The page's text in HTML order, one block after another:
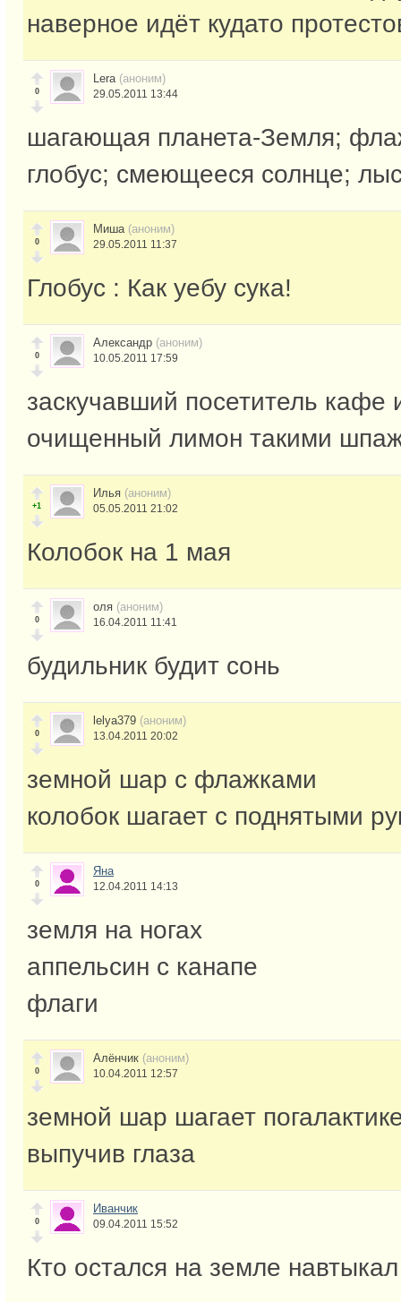
наверное идёт кудато
0
Lera (аноним)
29.05.2011 13:44
шагающая планета-Земля;
глобус; смеющееся солнце;
0
Миша (аноним)
29.05.2011 11:37
Глобус : Как уебу сука!
0
Александр (аноним)
10.05.2011 17:59
заскучавший посетитель кафе
очищенный лимон такими
+1
Илья (аноним)
05.05.2011 21:02
Колобок на 1 мая
0
оля (аноним)
16.04.2011 11:41
будильник будит сонь
0
lelya379 (аноним)
13.04.2011 20:02
земной шар с флажками
колобок шагает с поднятыми
0
Яна
12.04.2011 14:13
земля на ногах
аппельсин с канапе
флаги
0
Алёнчик (аноним)
10.04.2011 12:57
земной шар шагает
выпучив глаза
0
Иванчик
09.04.2011 15:52
Кто остался на земле